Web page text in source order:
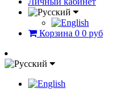
Корзина 0 0 руб